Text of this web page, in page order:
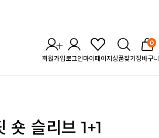
회원가입로그인마이페이지 상품찾기
0
장바구니
슬리브 1+1